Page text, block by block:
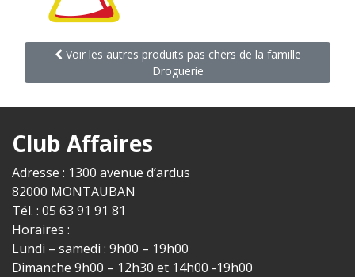
Voir les autres produits pas chers de la famille
Droguerie
Club Affaires
Adresse : 1300 avenue d’ardus
82000 MONTAUBAN
Tél. : 05 63 91 91 81
Horaires :
Lundi – samedi : 9h00 – 19h00
Dimanche 9h00 – 12h30 et 14h00 -19h00